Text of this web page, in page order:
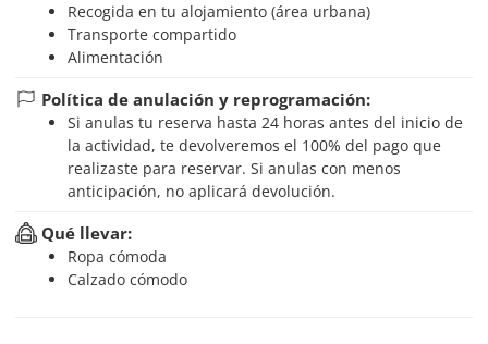
Recogida en tu alojamiento (área urbana)
Transporte compartido
Alimentación
Política de anulación y reprogramación:
Si anulas tu reserva hasta 24 horas antes del inicio de
la actividad, te devolveremos el 100% del pago que
realizaste para reservar. Si anulas con menos
anticipación, no aplicará devolución.
Qué llevar:
Ropa cómoda
Calzado cómodo